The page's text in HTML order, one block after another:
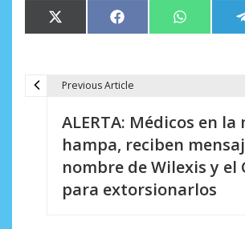
Compartir
en
X
(Twitter)
Compartir
en
Facebook Compartir
en
WhatsApp
Previous Article
ALERTA: Médicos en
hampa, reciben
nombre de Wilexis y el
para extorsionarlos